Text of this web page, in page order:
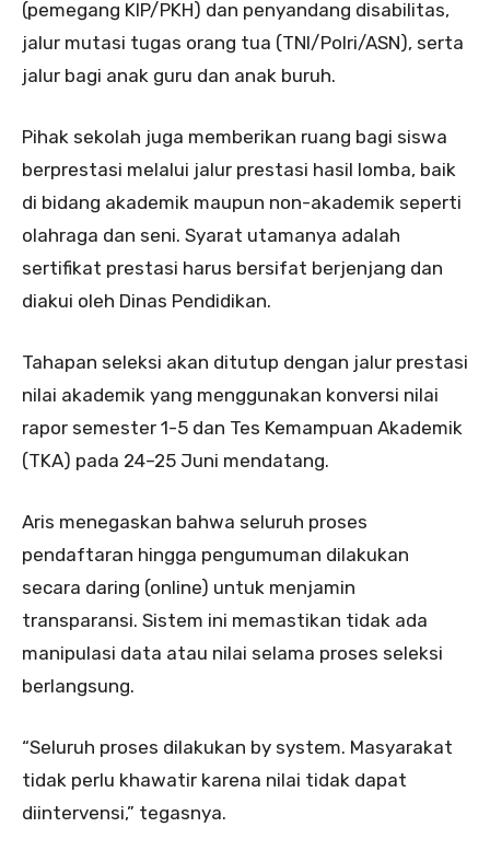
(pemegang KIP/PKH) dan penyandang disabilitas,
jalur mutasi tugas orang tua (TNI/Polri/ASN), serta
jalur bagi anak guru dan anak buruh.
Pihak sekolah juga memberikan ruang bagi siswa
berprestasi melalui jalur prestasi hasil lomba, baik
di bidang akademik maupun non-akademik seperti
olahraga dan seni. Syarat utamanya adalah
sertifikat prestasi harus bersifat berjenjang dan
diakui oleh Dinas Pendidikan.
Tahapan seleksi akan ditutup dengan jalur prestasi
nilai akademik yang menggunakan konversi nilai
rapor semester 1-5 dan Tes Kemampuan Akademik
(TKA) pada 24–25 Juni mendatang.
Aris menegaskan bahwa seluruh proses
pendaftaran hingga pengumuman dilakukan
secara daring (online) untuk menjamin
transparansi. Sistem ini memastikan tidak ada
manipulasi data atau nilai selama proses seleksi
berlangsung.
“Seluruh proses dilakukan by system. Masyarakat
tidak perlu khawatir karena nilai tidak dapat
diintervensi,” tegasnya.